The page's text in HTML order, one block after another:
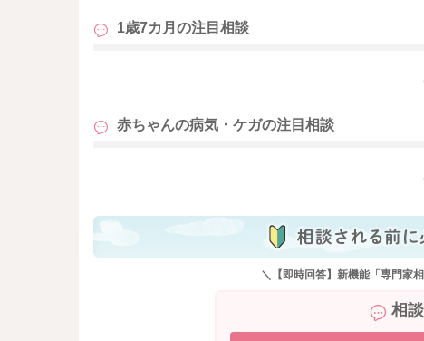
1歳7カ月の注目相談
もっ
赤ちゃんの病気・ケガの注目相談
もっ
＼【即時回答】新機能「専門家
相